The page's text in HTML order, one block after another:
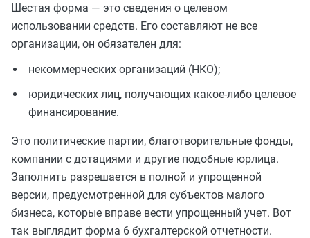
Шестая форма — это сведения о целевом
использовании средств. Его составляют не все
организации, он обязателен для:
некоммерческих организаций (НКО);
юридических лиц, получающих какое-либо целевое
финансирование.
Это политические партии, благотворительные фонды,
компании с дотациями и другие подобные юрлица.
Заполнить разрешается в полной и упрощенной
версии, предусмотренной для субъектов малого
бизнеса, которые вправе вести упрощенный учет. Вот
так выглядит форма 6 бухгалтерской отчетности.